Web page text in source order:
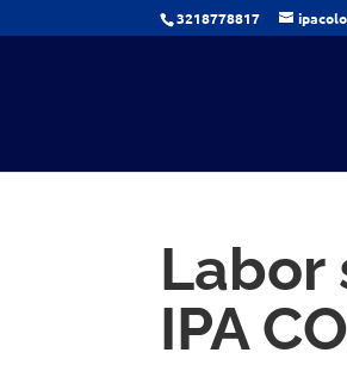
3218778817
Labor
IPA